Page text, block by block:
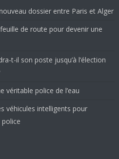
dossier entre Paris et Alger
de route pour devenir une
t-il son poste jusqu’à l’élection
véritable police de l’eau
véhicules intelligents pour